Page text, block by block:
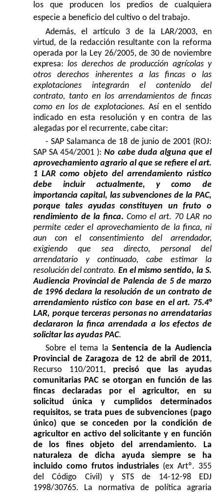
los que producen los predios de cualquiera
especie a beneficio del cultivo o del trabajo.
Además, el artículo 3 de la LAR/2003, en
virtud, de la redacción resultante con la reforma
operada por la Ley 26/2005, de 30 de noviembre
expresa:los derechos de producción agrícolas y
otros derechos inherentes a las fincas o las
explotaciones integrarán el contenido del
contrato, tanto en los arrendamientos de fincas
como en los de explotaciones. Así en el sentido
indicado en esta resolución y en contra de las
alegadas por el recurrente, cabe citar:
- SAP Salamanca de 18 de junio de 2001 (ROJ:
SAP SA 454/2001 ):No cabe duda alguna que el
aprovechamiento agrario al que se refiere el art.
1 LAR como objeto del arrendamiento rústico
debe incluir actualmente, y como de
importancia capital, las subvenciones de la PAC,
porque tales ayudas constituyen un fruto o
rendimiento de la finca. Como el art. 70 LAR no
permite ceder el aprovechamiento de la finca, ni
aun con el consentimiento del arrendador,
exigiendo que sea directo, personal del
arrendatario y continuado, cabe estimar la
resolución del contrato. En el mismo sentido, la S.
Audiencia Provincial de Palencia de 5 de marzo
de 1996 declara la resolución de un contrato de
arrendamiento rústico con base en el art. 75.4°
LAR, porque terceras personas no arrendatarias
declararon la finca arrendada a los efectos de
solicitar las ayudas PAC.
Sobre el tema laSentencia de la Audiencia
Provincial de Zaragoza de 12 de abril de 2011,
Recurso 110/2011, precisó que las ayudas
comunitarias PAC se otorgan en función de las
fincas declaradas por el agricultor, en su
solicitud única y cumplidos determinados
requisitos, se trata pues de subvenciones (pago
único) que se conceden por la condición de
agricultor en activo del solicitante y en función
de los fines objeto del arrendamiento. La
naturaleza de dicha ayuda siempre se ha
incluido como frutos industriales (ex Artº. 355
del Código Civil) y STS de 14-12-98 EDJ
1998/30765. La normativa de política agraria